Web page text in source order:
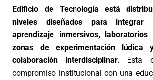
Edificio de Tecnología está
niveles diseñados para integrar
aprendizaje inmersivos, laboratorios
zonas de experimentación lúdica
colaboración interdisciplinar. Esta
compromiso institucional con una